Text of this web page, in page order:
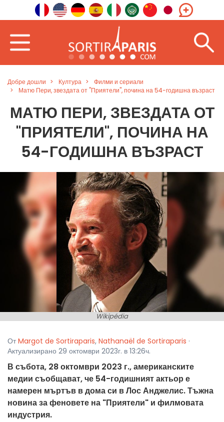
Добре дошли Култура
Филми и сериали
Матю Пери, звездата от "Приятели", почина на 54-годишна възраст
МАТЮ ПЕРИ, ЗВЕЗДАТА ОТ
"ПРИЯТЕЛИ", ПОЧИНА НА
54-ГОДИШНА ВЪЗРАСТ
Wikipédia
От Margot de Sortiraparis, Nathanaël de Sortiraparis ·
Актуализирано 29 октомври 2023г. в 13:26ч.
В събота, 28 октомври 2023 г., американските
медии съобщават, че 54-годишният актьор е
намерен мъртъв в дома си в Лос Анджелис. Тъжна
новина за феновете на "Приятели" и филмовата
индустрия.